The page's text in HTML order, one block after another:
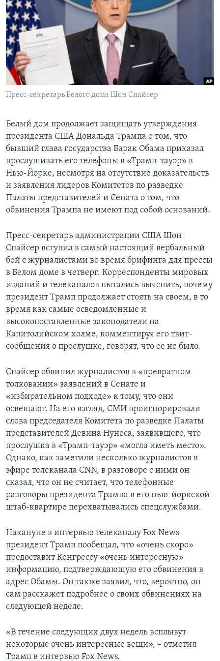
Learning English
СОЦИАЛЬНЫЕ СЕТИ
Пресс-секретарь Белого дома Шон Спайсер
Белый дом продолжает защищать утверждения
президента США Дональда Трампа о том, что
бывший глава государства Барак Обама приказал
прослушивать его телефоны в «Трамп-тауэр» в
Нью-Йорке, несмотря на отсутствие доказательств
и заявления лидеров Комитетов по разведке
Палаты представителей и Сената о том, что
обвинения Трампа не имеют под собой оснований.
Пресс-секретарь администрации США Шон
Спайсер вступил в самый настоящий вербальный
бой с журналистами во время брифинга для прессы
в Белом доме в четверг. Корреспонденты мировых
изданий и телеканалов пытались выяснить, почему
президент Трамп продолжает стоять на своем, в то
время как самые осведомленные и
высокопоставленные законодатели на
Капитолийском холме, комментируя его твит–
сообщения о прослушке, говорят, что ее не было.
Спайсер обвинил журналистов в «превратном
толковании» заявлений в Сенате и
«избирательном подходе» к тому, что они
освещают. На его взгляд, СМИ проигнорировали
слова председателя Комитета по разведке Палаты
представителей Девина Нунеса, заявившего, что
прослушка в «Трамп-тауэр» «могла иметь место».
Однако, как заметили несколько журналистов в
эфире телеканала CNN, в разговоре с ними он
сказал, что он не считает, что телефонные
разговоры президента Трампа в его нью-йоркской
штаб-квартире перехватывались спецслужбами.
Накануне в интервью телеканалу Fox News
президент Трамп пообещал, что «очень скоро»
предоставит Конгрессу «очень интересную»
информацию, подтверждающую его обвинения в
адрес Обамы. Он также заявил, что, вероятно, он
сам расскажет подробнее о своих обвинениях на
следующей неделе.
«В течение следующих двух недель всплывут
некоторые очень интересные вещи», – отметил
Трамп в интервью Fox News.